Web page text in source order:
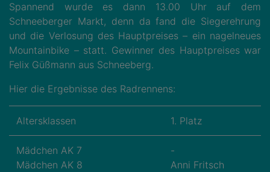
Spannend wurde es dann 13.00 Uhr auf dem
Schneeberger Markt, denn da fand die Siegerehrung
und die Verlosung des Hauptpreises – ein nagelneues
Mountainbike – statt. Gewinner des Hauptpreises war
Felix Güßmann aus Schneeberg.
Hier die Ergebnisse des Radrennens:
Altersklassen 1. Platz
Mädchen AK 7
Mädchen AK 8
-
Anni Fritsch